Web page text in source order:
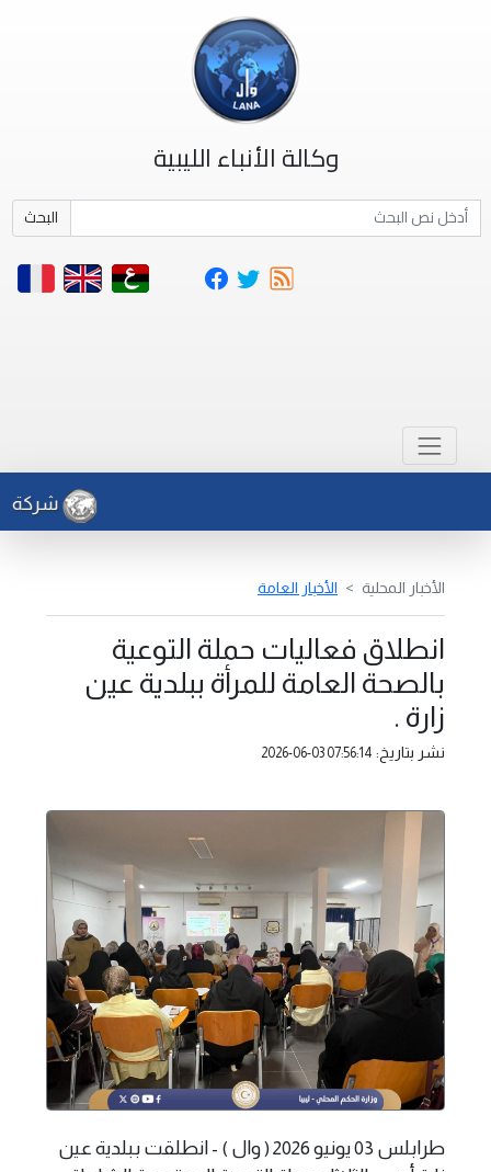
وكالة الأنباء الليبية
البحث
شركة
الأخبار المحلية الأخبار العامة
انطلاق فعاليات حملة التوعية
بالصحة العامة للمرأة ببلدية عين
زارة .
نشر بتاريخ: 2026-06-03 07:56:14
طرابلس 03 يونيو 2026 ( وال ) - انطلقت ببلدية عين